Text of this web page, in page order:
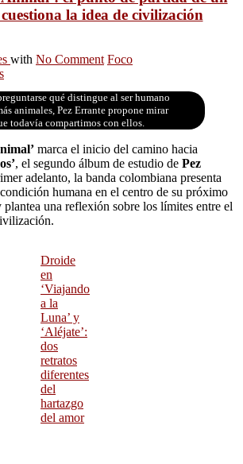
la idea de civilización
with No Comment Foco
qué distingue al ser humano
animales, Pez Errante propone mirar
todavía compartimos con ellos.
marca el inicio del camino hacia
, el segundo álbum de estudio de Pez
adelanto, la banda colombiana presenta
humana en el centro de su próximo
una reflexión sobre los límites entre el
Droide
en
‘Viajando
a la
Luna’ y
‘Aléjate’:
dos
retratos
diferentes
del
hartazgo
del amor